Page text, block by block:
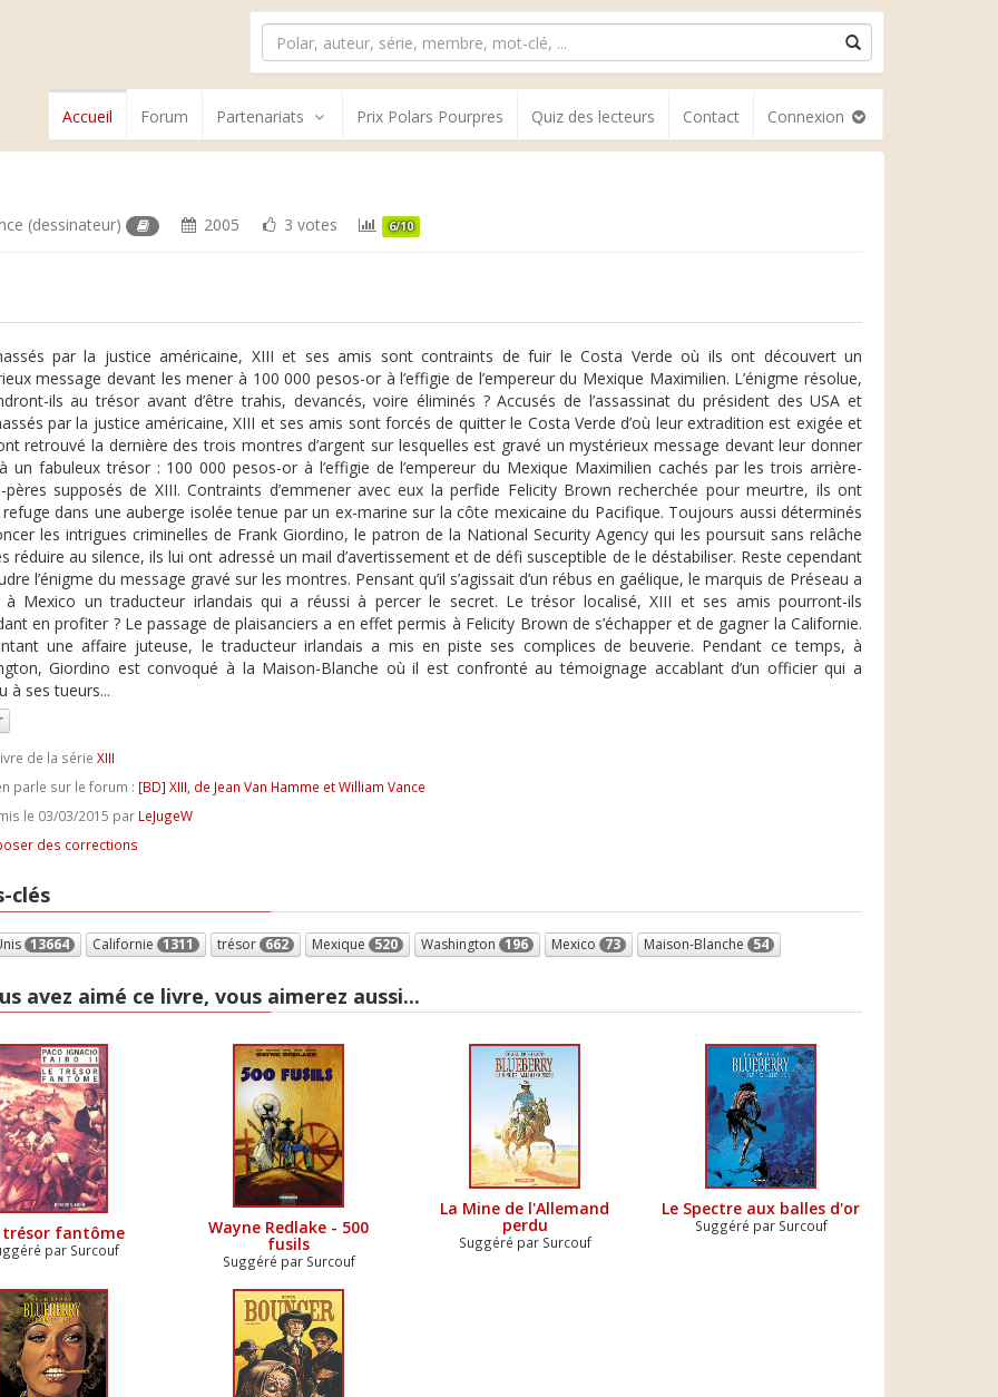
Accueil Forum Partenariats Prix Polars Pourpres Quiz des lecteurs Contact Connexion
(dessinateur) 2005 3 votes 6/10
par la justice américaine, XIII et ses amis sont contraints de fuir le Costa Verde où ils ont découvert un
message devant les mener à 100 000 pesos-or à l’effigie de l’empereur du Mexique Maximilien. L’énigme résolue,
ils au trésor avant d’être trahis, devancés, voire éliminés ? Accusés de l’assassinat du président des USA et
par la justice américaine, XIII et ses amis sont forcés de quitter le Costa Verde d’où leur extradition est exigée et
retrouvé la dernière des trois montres d’argent sur lesquelles est gravé un mystérieux message devant leur donner
un fabuleux trésor : 100 000 pesos-or à l’effigie de l’empereur du Mexique Maximilien cachés par les trois arrière-
pères supposés de XIII. Contraints d’emmener avec eux la perfide Felicity Brown recherchée pour meurtre, ils ont
dans une auberge isolée tenue par un ex-marine sur la côte mexicaine du Pacifique. Toujours aussi déterminés
les intrigues criminelles de Frank Giordino, le patron de la National Security Agency qui les poursuit sans relâche
réduire au silence, ils lui ont adressé un mail d’avertissement et de défi susceptible de le déstabiliser. Reste cependant
l’énigme du message gravé sur les montres. Pensant qu’il s’agissait d’un rébus en gaélique, le marquis de Préseau a
à Mexico un traducteur irlandais qui a réussi à percer le secret. Le trésor localisé, XIII et ses amis pourront-ils
en profiter ? Le passage de plaisanciers a en effet permis à Felicity Brown de s’échapper et de gagner la Californie.
une affaire juteuse, le traducteur irlandais a mis en piste ses complices de beuverie. Pendant ce temps, à
Giordino est convoqué à la Maison-Blanche où il est confronté au témoignage accablant d’un officier qui a
à ses tueurs...
de la série XIII
parle sur le forum : [BD] XIII, de Jean Van Hamme et William Vance
le 03/03/2015 par LeJugeW
des corrections
clés
13664 Californie 1311 trésor 662 Mexique 520 Washington 196 Mexico 73 Maison-Blanche 54
avez aimé ce livre, vous aimerez aussi...
trésor fantôme
par Surcouf
Wayne Redlake - 500
fusils
Suggéré par Surcouf
La Mine de l'Allemand
perdu
Suggéré par Surcouf
Le Spectre aux balles d'or
Suggéré par Surcouf